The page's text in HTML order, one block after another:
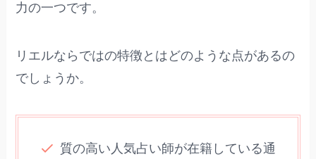
力の一つです。
リエルならではの特徴とはどのような点があるの
でしょうか。
質の高い人気占い師が在籍している通